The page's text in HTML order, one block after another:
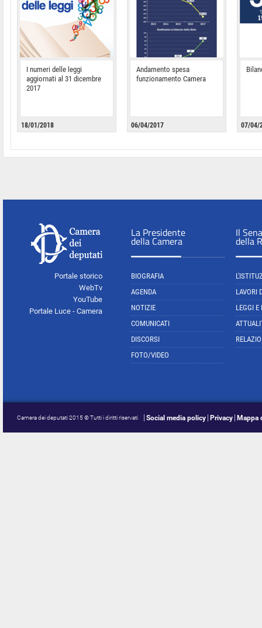
I numeri delle leggi
aggiornati al 31 dicembre
2017
18/01/2018
Andamento spesa
funzionamento Camera
06/04/2017 07/04/
Portale storico
WebTv
YouTube
Portale Luce - Camera
La Presidente
della Camera
BIOGRAFIA
AGENDA
NOTIZIE
COMUNICATI
DISCORSI
FOTO/VIDEO
Il
della
LAVORI
LEGGI E
Camera dei deputati 2015 © Tutti i diritti riservati Social media policy Privacy Mappa